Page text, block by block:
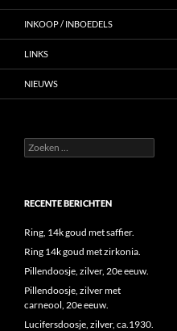
INKOOP / INBOEDELS
LINKS
NIEUWS
Zoeken
naar:
RECENTE BERICHTEN
Ring, 14k goud met saffier.
Ring 14k goud met zirkonia.
Pillendoosje, zilver, 20e eeuw.
Pillendoosje, zilver met
carneool, 20e eeuw.
Lucifersdoosje, zilver, ca.1930.